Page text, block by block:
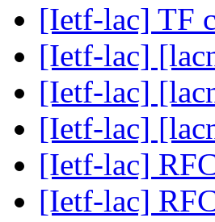
[Ietf-lac] TF
[Ietf-lac]
[Ietf-lac]
[Ietf-lac]
[Ietf-lac]
[Ietf-lac]